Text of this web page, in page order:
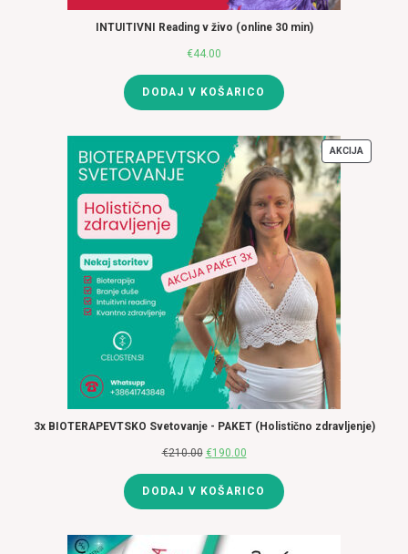
INTUITIVNI Reading v živo (online 30 min)
€44.00
DODAJ V KOŠARICO
AKCIJAIZDELKI
3x BIOTERAPEVTSKO Svetovanje - PAKET (Holistično zdravljenje)
€210.00Izvirna
cena
je
€210.00.
€190.00Trenutna
cena
je:
DODAJ V KOŠARICO